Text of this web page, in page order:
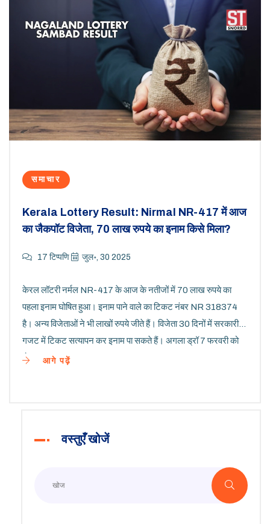
समाचार
Kerala Lottery Result: Nirmal NR-417 में आज
का जैकपॉट विजेता, 70 लाख रुपये का इनाम किसे मिला?
17 टिप्पणि जुल॰, 30 2025
केरल लॉटरी नर्मल NR-417 के आज के नतीजों में 70 लाख रुपये का
पहला इनाम घोषित हुआ। इनाम पाने वाले का टिकट नंबर NR 318374
है। अन्य विजेताओं ने भी लाखों रुपये जीते हैं। विजेता 30 दिनों में सरकारी
गजट में टिकट सत्यापन कर इनाम पा सकते हैं। अगला ड्रॉ 7 फरवरी को
होगा।
आगे पढ़ें
वस्तुएँ खोजें